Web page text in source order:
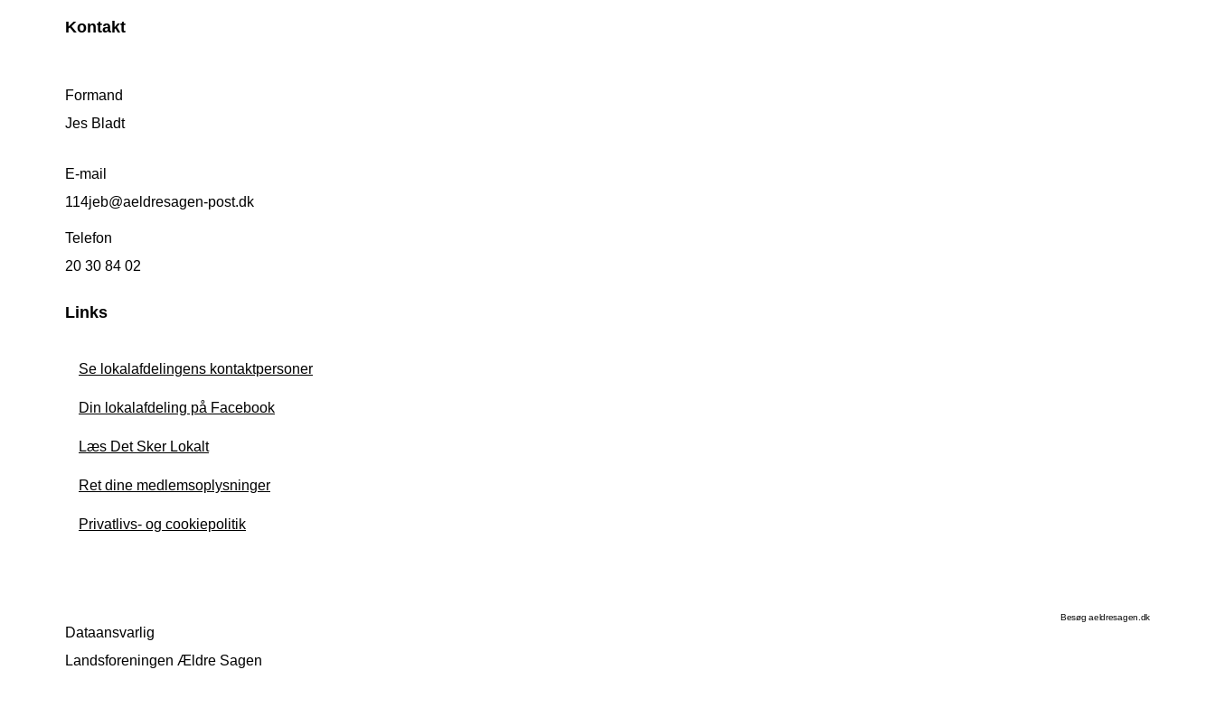
Kontakt
Formand
Jes Bladt
E-mail
114jeb@aeldresagen-post.dk
Telefon
20 30 84 02
Links
Se lokalafdelingens kontaktpersoner
Din lokalafdeling på Facebook
Læs Det Sker Lokalt
Ret dine medlemsoplysninger
Privatlivs- og cookiepolitik
Dataansvarlig
Landsforeningen Ældre Sagen
Besøg aeldresagen.dk